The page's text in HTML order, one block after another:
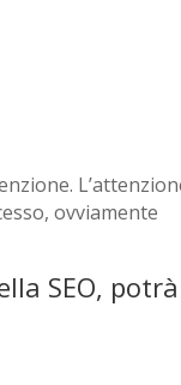
ovviamente
SEO, potrà